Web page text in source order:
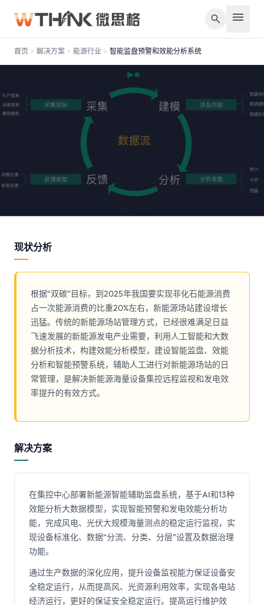
search menu
首页 chevron_right 解决方案 chevron_right 能源行业 chevron_right 智能监盘预警和效能分析系统
智能监盘预警和效能分析系统
现状分析
根据“双碳”目标，到2025年我国要实现非化石能源消费
占一次能源消费的比重20%左右，新能源场站建设增长
迅猛。传统的新能源场站管理方式，已经很难满足日益
飞速发展的新能源发电产业需要，利用人工智能和大数
据分析技术，构建效能分析模型，建设智能监盘、效能
分析和智能预警系统，辅助人工进行对新能源场站的日
常管理，是解决新能源海量设备集控远程监视和发电效
率提升的有效方式。
解决方案
在集控中心部署新能源智能辅助监盘系统，基于AI和13种
效能分析大数据模型，实现智能预警和发电效能分析功
能，完成风电、光伏大规模海量测点的稳定运行监视，实
现设备标准化、数据“分流、分类、分层”设置及数据治理
功能。
通过生产数据的深化应用，提升设备监视能力保证设备安
全稳定运行，从而提高风、光资源利用效率，实现各电站
经济运行，更好的保证安全稳定运行。提高运行维护效